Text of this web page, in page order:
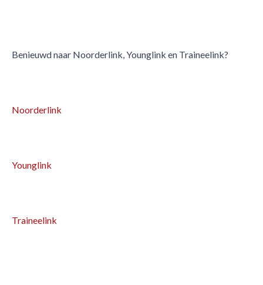
Benieuwd naar Noorderlink, Younglink en Traineelink?
Noorderlink
Younglink
Traineelink